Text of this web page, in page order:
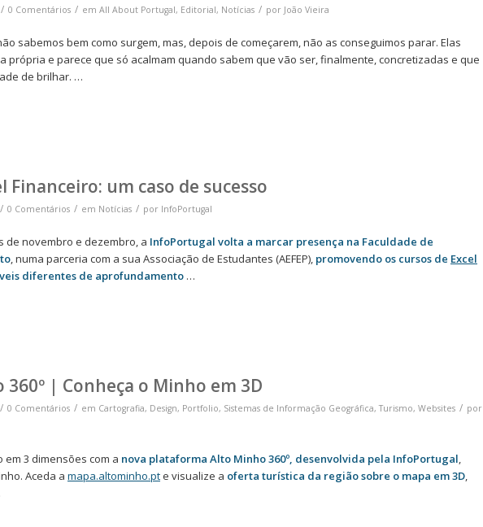
/ 0 Comentários / em All About Portugal, Editorial, Notícias / por João Vieira
sabemos bem como surgem, mas, depois de começarem, não as conseguimos parar. Elas
própria e parece que só acalmam quando sabem que vão ser, finalmente, concretizadas e que
de brilhar. …
Financeiro: um caso de sucesso
/ 0 Comentários / em Notícias / por InfoPortugal
de novembro e dezembro, a InfoPortugal volta a marcar presença na Faculdade de
, numa parceria com a sua Associação de Estudantes (AEFEP), promovendo os cursos de Excel
diferentes de aprofundamento …
| Conheça o Minho em 3D
/ 0 Comentários / em Cartografia, Design, Portfolio, Sistemas de Informação Geográfica,Turismo, Websites / por
em 3 dimensões com a nova plataforma Alto Minho 360º, desenvolvida pela InfoPortugal,
Aceda a mapa.altominho.pte visualize a oferta turística da região sobre o mapa em 3D,